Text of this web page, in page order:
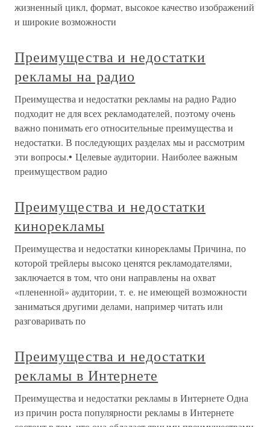
жизненный цикл, формат, высокое качество изображений
и широкие возможности
Преимущества и недостатки
рекламы на радио
Преимущества и недостатки рекламы на радио Радио
подходит не для всех рекламодателей, поэтому очень
важно понимать его относительные преимущества и
недостатки. В последующих разделах мы и рассмотрим
эти вопросы.• Целевые аудитории. Наиболее важным
преимуществом радио
Преимущества и недостатки
кинорекламы
Преимущества и недостатки кинорекламы Причина, по
которой трейлеры высоко ценятся рекламодателями,
заключается в том, что они направлены на охват
«плененной» аудитории, т. е. не имеющей возможности
заниматься другими делами, например читать или
разговаривать по
Преимущества и недостатки
рекламы в Интернете
Преимущества и недостатки рекламы в Интернете Одна
из причин роста популярности рекламы в Интернете